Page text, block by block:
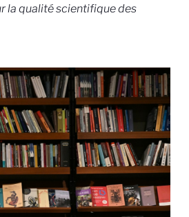
la qualité scientifique des